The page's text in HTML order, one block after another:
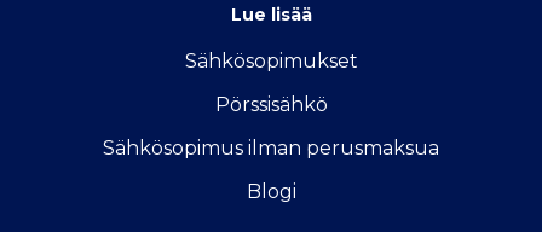
Lue lisää
Sähkösopimukset
Pörssisähkö
Sähkösopimus ilman perusmaksua
Blogi